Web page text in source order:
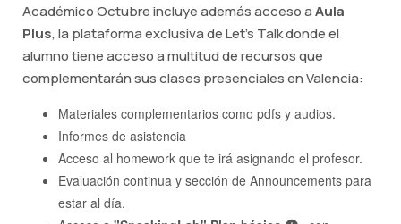
Académico Octubre incluye además acceso aAula
Plus, la plataforma exclusiva de Let's Talk donde el
alumno tiene acceso a multitud de recursos que
complementarán sus clases presenciales en Valencia:
Materiales complementarios como pdfs y audios.
Informes de asistencia
Acceso al homework que te irá asignando el profesor.
Evaluación continua y sección de Announcements para
estar al día.